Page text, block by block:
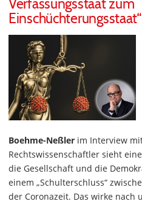
Verfassungsstaat zum
Einschüchterungsstaat“
Boehme-Neßler im Interview
Rechtswissenschaftler sieht
die Gesellschaft und die
einem „Schulterschluss“
der Coronazeit. Das wirke nach